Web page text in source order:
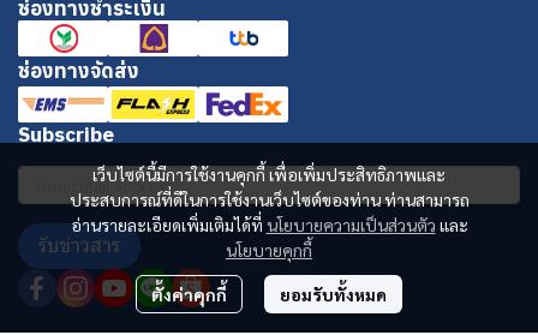
เว็บไซต์นี้มีการใช้งานคุกกี้ เพื่อเพิ่มประสิทธิภาพและ
ประสบการณ์ที่ดีในการใช้งานเว็บไซต์ของท่าน ท่านสามารถ
อ่านรายละเอียดเพิ่มเติมได้ที่ นโยบายความเป็นส่วนตัว และ
นโยบายคุกกี้
ตั้งค่าคุกกี้ ยอมรับทั้งหมด
ช่องทางชำระเงิน
ช่องทางจัดส่ง
Subscribe
รับข่าวสาร